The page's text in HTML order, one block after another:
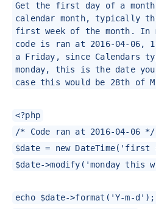
Get the first day of a
calendar month, typically
first week of the month. In
code is ran at 2016-04-
a Friday, since Calendars
monday, this is the date
case this would be 28th of
<?php
/* Code ran at 2016-04-06 */
$date = new
$date->modify('monday this
echo $date->format('Y-m-d');